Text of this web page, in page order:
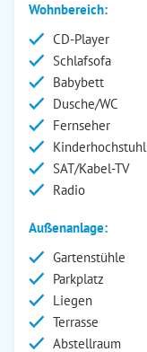
Wohnbereich:
CD-Player
Schlafsofa
Babybett
Dusche/WC
Fernseher
Kinderhochstuhl
SAT/Kabel-TV
Radio
Außenanlage:
Gartenstühle
Parkplatz
Liegen
Terrasse
Abstellraum